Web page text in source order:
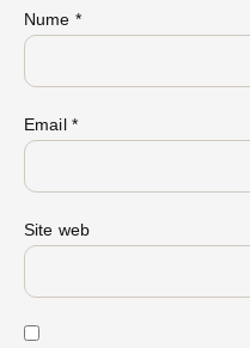
Nume *
Email *
Site web